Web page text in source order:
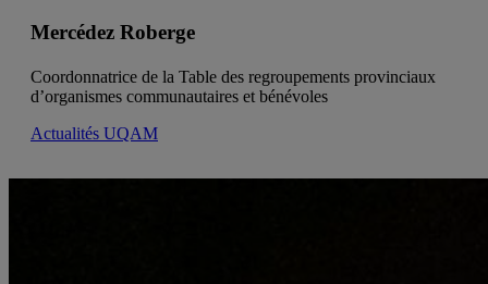
Mercédez Roberge
Coordonnatrice de la Table des regroupements provinciaux
d’organismes communautaires et bénévoles
Actualités UQAM